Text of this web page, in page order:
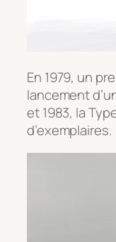
En 1979, un
lancement
et 1983, la
d’exemplaires.